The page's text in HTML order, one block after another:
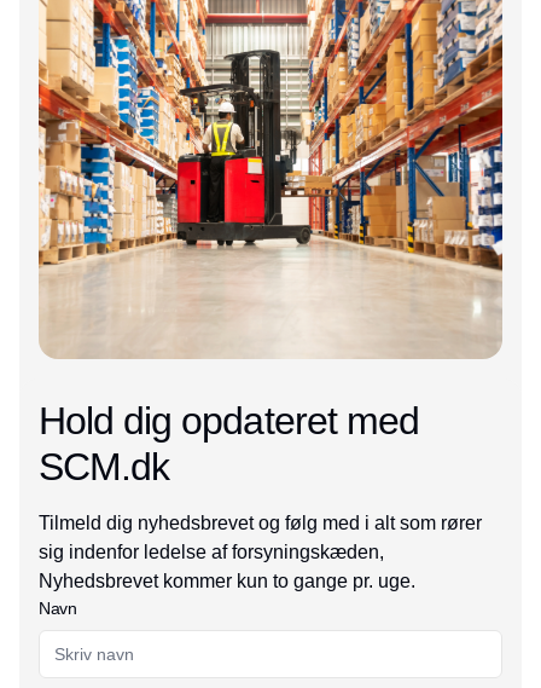
Hold dig opdateret med
SCM.dk
Tilmeld dig nyhedsbrevet og følg med i alt som rører
sig indenfor ledelse af forsyningskæden,
Nyhedsbrevet kommer kun to gange pr. uge.
Navn